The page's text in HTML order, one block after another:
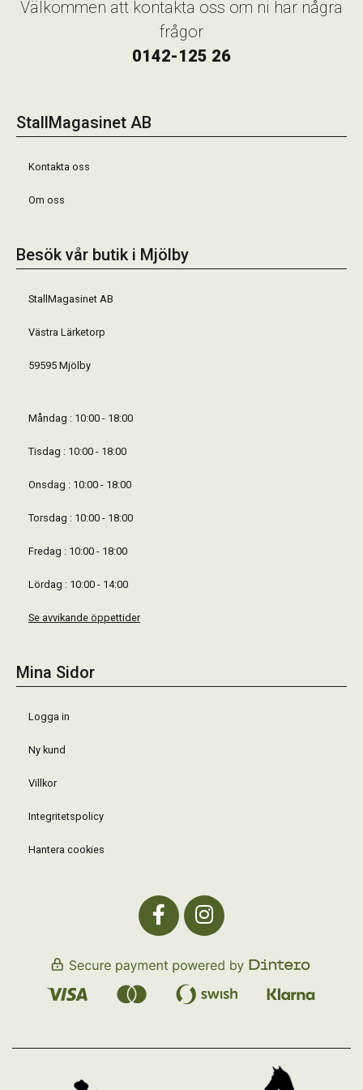
Välkommen att kontakta oss om ni har några
frågor
0142-125 26
StallMagasinet AB
Kontakta oss
Om oss
Besök vår butik i Mjölby
StallMagasinet AB
Västra Lärketorp
59595 Mjölby
Måndag : 10:00 - 18:00
Tisdag : 10:00 - 18:00
Onsdag : 10:00 - 18:00
Torsdag : 10:00 - 18:00
Fredag : 10:00 - 18:00
Lördag : 10:00 - 14:00
Se avvikande öppettider
Mina Sidor
Logga in
Ny kund
Villkor
Integritetspolicy
Hantera cookies